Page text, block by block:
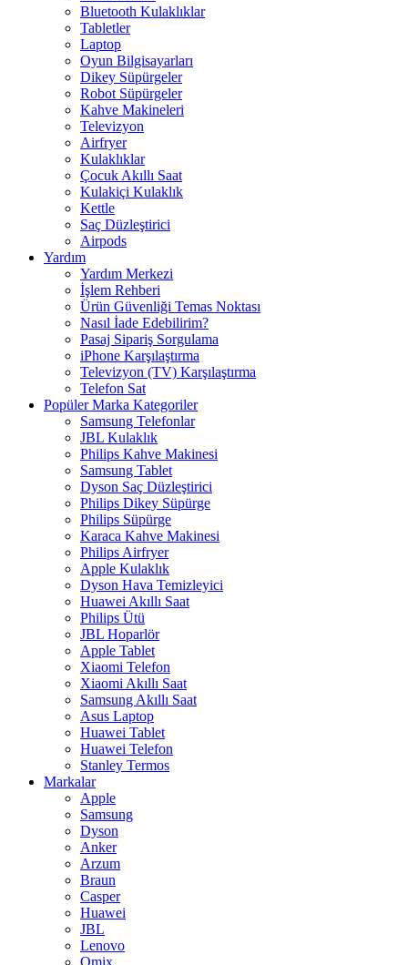
Bluetooth Kulaklıklar
Tabletler
Laptop
Oyun Bilgisayarları
Dikey Süpürgeler
Robot Süpürgeler
Kahve Makineleri
Televizyon
Airfryer
Kulaklıklar
Çocuk Akıllı Saat
Kulakiçi Kulaklık
Kettle
Saç Düzleştirici
Airpods
Yardım
Yardım Merkezi
İşlem Rehberi
Ürün Güvenliği Temas Noktası
Nasıl İade Edebilirim?
Pasaj Sipariş Sorgulama
iPhone Karşılaştırma
Televizyon (TV) Karşılaştırma
Telefon Sat
Popüler Marka Kategoriler
Samsung Telefonlar
JBL Kulaklık
Philips Kahve Makinesi
Samsung Tablet
Dyson Saç Düzleştirici
Philips Dikey Süpürge
Philips Süpürge
Karaca Kahve Makinesi
Philips Airfryer
Apple Kulaklık
Dyson Hava Temizleyici
Huawei Akıllı Saat
Philips Ütü
JBL Hoparlör
Apple Tablet
Xiaomi Telefon
Xiaomi Akıllı Saat
Samsung Akıllı Saat
Asus Laptop
Huawei Tablet
Huawei Telefon
Stanley Termos
Markalar
Apple
Samsung
Dyson
Anker
Arzum
Braun
Casper
Huawei
JBL
Lenovo
Omix